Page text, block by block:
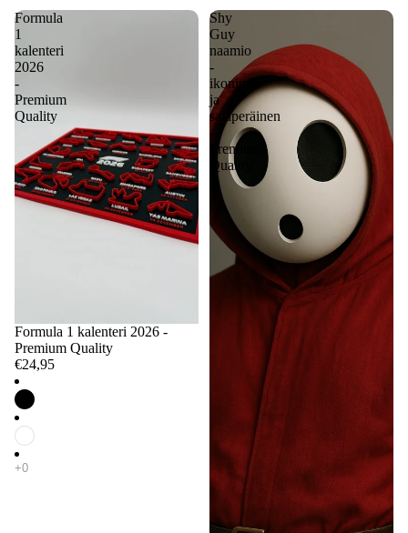
Formula
1
kalenteri
2026
-
Premium
Quality
Formula 1 kalenteri 2026 -
Premium Quality
€24,95
Shy
Guy
naamio
-
ikoninen
ja
salaperäinen
-
Premium
Quality